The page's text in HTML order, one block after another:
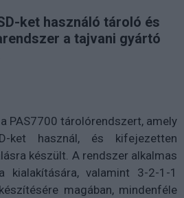
ket használó tároló és
a tajvani gyártó
PAS7700 tárolórendszert, amely
ket használ, és kifejezetten
készült. A rendszer alkalmas
kialakítására, valamint 3-2-1-1
magában, mindenféle